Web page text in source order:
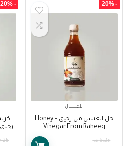
- 20%
الأعسال
خل العسل من رحيق – Honey
Vinegar From Raheeq
6.25 د.ا
- 20%